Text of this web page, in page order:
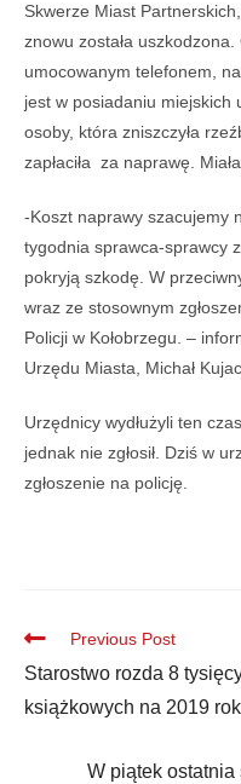
Skwerze Miast
znowu została
umocowanym telefonem,
jest w posiadaniu miejskich
osoby, która zniszczyła
zapłaciła za naprawę.
-Koszt naprawy szacujemy
tygodnia sprawca-sprawcy
pokryją szkodę. W
wraz ze stosownym
Policji w Kołobrzegu. –
Urzędu Miasta, Michał
Urzędnicy wydłużyli ten
jednak nie zgłosił. Dziś w
zgłoszenie na policję.
Previous Post
Starostwo rozda 8
książkowych na 2019 rok
W piątek